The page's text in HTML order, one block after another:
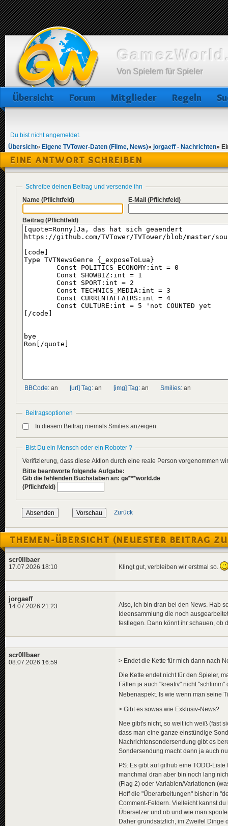
Von Spielern für Spieler
Übersicht Forum Mitglieder Regeln
Du bist nicht angemeldet.
Übersicht» Eigene TVTower-Daten (Filme, News)» jorgaeff - Nachrichten»
EINE ANTWORT SCHREIBEN
Schreibe deinen Beitrag und versende ihn
Name (Pflichtfeld) E-Mail (Pflichtfeld)
Beitrag (Pflichtfeld)
BBCode: an [url] Tag: an [img] Tag: an Smilies: an
Beitragsoptionen
In diesem Beitrag niemals Smilies anzeigen.
Bist Du ein Mensch oder ein Roboter ?
Verifizierung, dass diese Aktion durch eine reale Person vorgenommen
Bitte beantworte folgende Aufgabe:
Gib die fehlenden Buchstaben an: ga***world.de
(Pflichtfeld)
Zurück
THEMEN-ÜBERSICHT (NEUESTER BEITRAG
scr0llbaer
17.07.2026 18:10 Klingt gut, verbleiben wir erstmal so.
jorgaeff
14.07.2026 21:23
Also, ich bin dran bei den News. Hab
Ideensammlung die noch
festlegen. Dann könnt ihr schauen, ob
scr0llbaer
08.07.2026 16:59 > Endet die Kette für mich dann nach
Die Kette endet nicht für den Spieler,
Fällen ja auch "kreativ" nicht
Nebenaspekt. Is wie wenn man seine
> Gibt es sowas wie Exklusiv-News?
Nee gibt's nicht, so weit ich weiß (fast
dass man eine ganze einstündige
Nachrichtensondersendung gibt es
Sondersendung macht dann ja auch
PS: Es gibt auf github eine TODO-
manchmal dran aber bin noch lang
(Flag 2) oder Variablen/Variationen
Hoff die "Überarbeitungen" bisher in
Comment-Feldern. Vielleicht kannst
Übersetzer und ob und wie man
Daher grundsätzlich, im Zweifel Dinge